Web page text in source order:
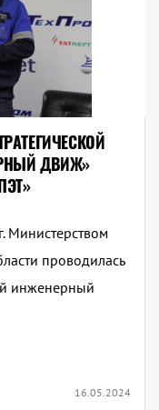
ДВИЖ»
Министерством
проводилась
инженерный
16.05.2024